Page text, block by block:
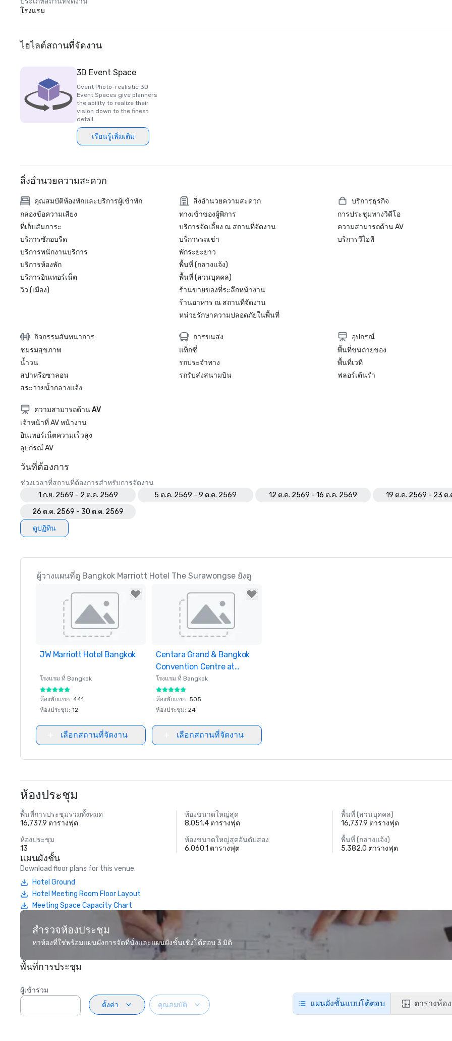
โรงแรม
• 'สถานที่จัดงานแต่งงานที่ดีที่สุดในเ
TripAdvisor
ไฮไลต์สถานที่จัดงาน
3D Event Space
Cvent Photo-realistic 3D
Event Spaces give planners
the ability to realize their
vision down to the finest
detail.
เรียนรู้เพิ่มเติม
สิ่งอำนวยความสะดวก
คุณสมบัติห้องพักและบริการผู้เข้าพัก
กล่องข้อความเสียง
ที่เก็บสัมภาระ
บริการซักอบรีด
บริการพนักงานบริการ
บริการห้องพัก
บริการอินเทอร์เน็ต
วิว (เมือง)
สิ่งอำนวยความสะดวก
ทางเข้าของผู้พิการ
บริการจัดเลี้ยง ณ สถานที่จัดงาน
บริการรถเช่า
พักระยะยาว
พื้นที่ (กลางแจ้ง)
พื้นที่ (ส่วนบุคคล)
ร้านขายของที่ระลึกหน้างาน
ร้านอาหาร ณ สถานที่จัดงาน
หน่วยรักษาความปลอดภัยในพื้นที่
บริการธุรกิจ
การประชุมทางวิดีโอ
ความสามารถด้าน AV
บริการวีไอพี
กิจกรรมสันทนาการ
ชมรมสุขภาพ
น้ำวน
สปาหรือซาลอน
สระว่ายน้ำกลางแจ้ง
การขนส่ง
แท็กซี่
รถประจำทาง
รถรับส่งสนามบิน
อุปกรณ์
พื้นที่ขนถ่ายของ
พื้นที่เวที
ฟลอร์เต้นรำ
ความสามารถด้าน AV
เจ้าหน้าที่ AV หน้างาน
อินเทอร์เน็ตความเร็วสูง
อุปกรณ์ AV
วันที่ต้องการ
ช่วงเวลาที่สถานที่ต้องการสำหรับการจัดงาน
1 ก.ย. 2569 - 2 ต.ค. 2569
5 ต.ค. 2569 - 9 ต.ค. 2569 12 ต.ค. 2569 - 16 ต.ค. 2569
19 ต.ค. 2569 - 23 ต
26 ต.ค. 2569 - 30 ต.ค. 2569
ดูปฏิทิน
ผู้วางแผนที่ดู Bangkok Marriott Hotel The Surawongse ยังดู
Removed from favorites
JW Marriott Hotel Bangkok
โรงแรม ที่ Bangkok
ห้องพักแขก: 441
ห้องประชุม: 12
เลือกสถานที่จัดงาน
Removed from favorites
Centara Grand & Bangkok
Convention Centre at
CentralWorld
โรงแรม ที่ Bangkok
ห้องพักแขก: 505
ห้องประชุม: 24
เลือกสถานที่จัดงาน
ห้องประชุม
พื้นที่การประชุมรวมทั้งหมด
16,737.9 ตารางฟุต
ห้องขนาดใหญ่สุด
8,051.4 ตารางฟุต
พื้นที่ (ส่วนบุคคล)
16,737.9 ตารางฟุต
ห้องประชุม
13
ห้องขนาดใหญ่สุดอันดับสอง
6,060.1 ตารางฟุต
พื้นที่ (กลางแจ้ง)
5,382.0 ตารางฟุต
แผนผังชั้น
Download floor plans for this venue.
Hotel Ground
Hotel Meeting Room Floor Layout
Meeting Space Capacity Chart
สำรวจห้องประชุม
หาห้องที่ใช่พร้อมแผนผังการจัดที่นั่งและแผนผังชั้นเชิงโต้ตอบ 3 มิติ
พื้นที่การประชุม
ผู้เข้าร่วม
ตั้งค่า
คุณสมบัติ แผนผังชั้นแบบโต้ตอบ ตารางห้อ